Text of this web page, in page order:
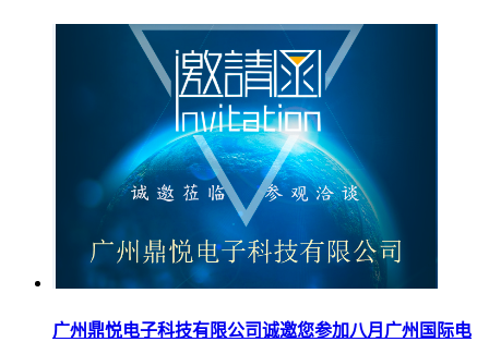
广州鼎悦电子科技有限公司诚邀您参加八月广州国际电